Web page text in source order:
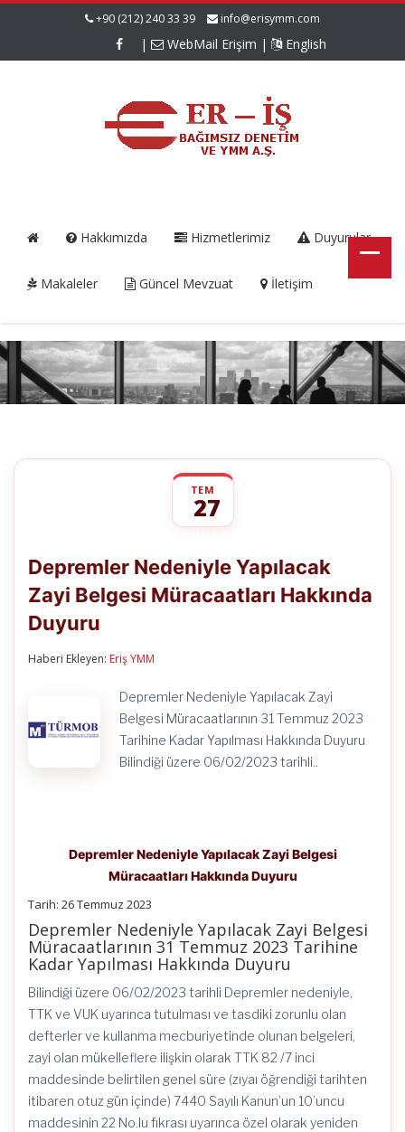
+90 (212) 240 33 39 info@erisymm.com
| WebMail Erişim | English
Hakkımızda Hizmetlerimiz Duyurular
Makaleler Güncel Mevzuat İletişim
TEM
27
Yapılacak
Zayi
Belgesi
Depremler Nedeniyle Yapılacak
Zayi Belgesi Müracaatları Hakkında
Duyuru
Haberi Ekleyen: Eriş YMM
Depremler Nedeniyle Yapılacak Zayi
Belgesi Müracaatlarının 31 Temmuz 2023
Tarihine Kadar Yapılması Hakkında Duyuru
Bilindiği üzere 06/02/2023 tarihli..
Depremler Nedeniyle Yapılacak Zayi Belgesi
Müracaatları Hakkında Duyuru
Tarih: 26 Temmuz 2023
Depremler Nedeniyle Yapılacak Zayi Belgesi
Müracaatlarının 31 Temmuz 2023 Tarihine
Kadar Yapılması Hakkında Duyuru
Bilindiği üzere 06/02/2023 tarihli Depremler nedeniyle,
TTK ve VUK uyarınca tutulması ve tasdiki zorunlu olan
defterler ve kullanma mecburiyetinde olunan belgeleri,
zayi olan mükelleflere ilişkin olarak TTK 82 /7 inci
maddesinde belirtilen genel süre (zıyaı öğrendiği tarihten
itibaren otuz gün içinde) 7440 Sayılı Kanun’un 10’uncu
maddesinin 22 No.lu fıkrası uyarınca özel olarak yeniden